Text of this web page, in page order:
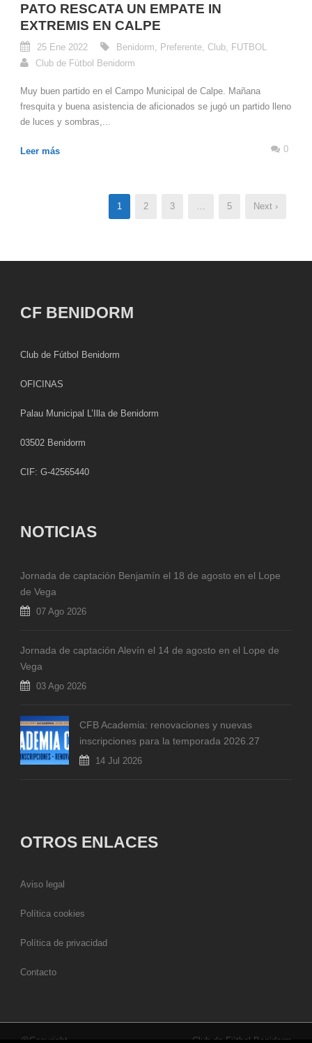
PATO RESCATA UN EMPATE IN
EXTREMIS EN CALPE
25 Ene 2022 Benidorm Preferente Club FUTBOL
Club de Fútbol Benidorm
Muy buen partido en el Campo Municipal de Calpe. Mañana
fresquita y buena asistencia de aficionados se jugó un partido lleno
de luces y sombras,...
Leer más 0
1 2 3 5 Next ›
CF BENIDORM
Club de Fútbol Benidorm
OFICINAS
Palau Municipal L’Illa de Benidorm
03502 Benidorm
CIF: G-42565440
NOTICIAS
Jornada de captación Benjamín el 18 de agosto en el Lope
de Vega
07 Ago 2026
Jornada de captación Alevín el 14 de agosto en el Lope de
Vega
03 Ago 2026
CFB Academia: renovaciones y nuevas
inscripciones para la temporada 2026.27
14 Jul 2026
OTROS ENLACES
Aviso legal
Política cookies
Política de privacidad
Contacto
@Copyright Club de Fútbol Benidorm